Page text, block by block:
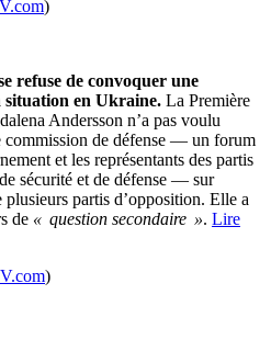
)
refuse de convoquer une
situation en Ukraine. La Première
Andersson n’a pas voulu
commission de défense — un forum
et les représentants des partis
sécurité et de défense — sur
partis d’opposition. Elle a
de « question secondaire ». Lire
)